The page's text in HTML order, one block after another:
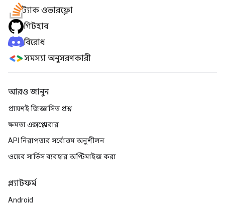
স্ট্যাক ওভারফ্লো
গিটহাব
বিরোধ
সমস্যা অনুসরণকারী
আরও জানুন
প্রায়শই জিজ্ঞাসিত প্রশ্ন
ক্ষমতা এক্সপ্লোরার
API নিরাপত্তার সর্বোত্তম অনুশীলন
ওয়েব সার্ভিস ব্যবহার অপ্টিমাইজ করা
প্ল্যাটফর্ম
Android